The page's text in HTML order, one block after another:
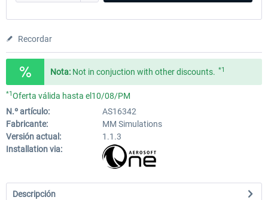
Recordar
Nota: Not in conjuction with other discounts. *1
*1Oferta válida hasta el10/08/PM
N.º artículo:
AS16342
Fabricante:
MM Simulations
Versión actual:
1.1.3
Installation via:
Descripción